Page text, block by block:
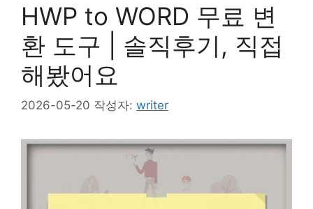
HWP to WORD 무료 변
환 도구 | 솔직후기, 직접
해봤어요
2026-05-20 작성자: writer